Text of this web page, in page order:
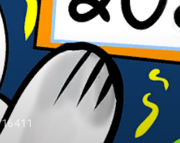
16411